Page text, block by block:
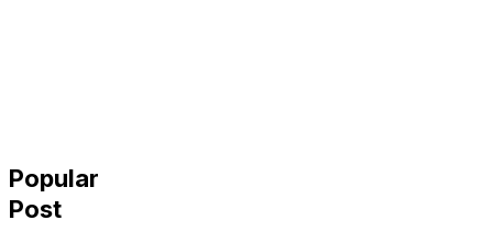
Popular
Post